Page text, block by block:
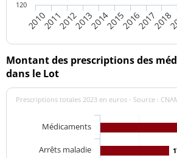
201020112012201320142015201620172018
120
Montant des prescriptions des
dans le Lot
Prescriptions totales 2023 en euros - Source :
Médicaments
Arrêts maladie